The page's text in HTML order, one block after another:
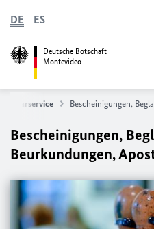
Deutsche Botschaft
Montevideo
DE ES
Bescheinigungen,
Bescheinigungen,
Beurkundungen,